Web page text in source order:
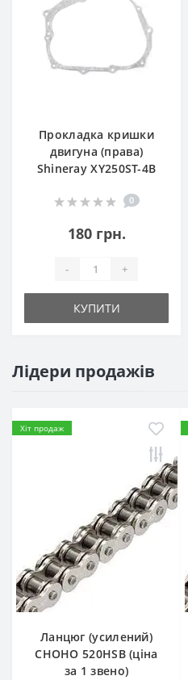
Прокладка кришки
двигуна (права)
Shineray XY250ST-4B
0
180 грн.
- +
КУПИТИ
Лідери продажів
Хіт продаж
Ланцюг (усилений)
СHOHO 520HSB (ціна
за 1 звено)